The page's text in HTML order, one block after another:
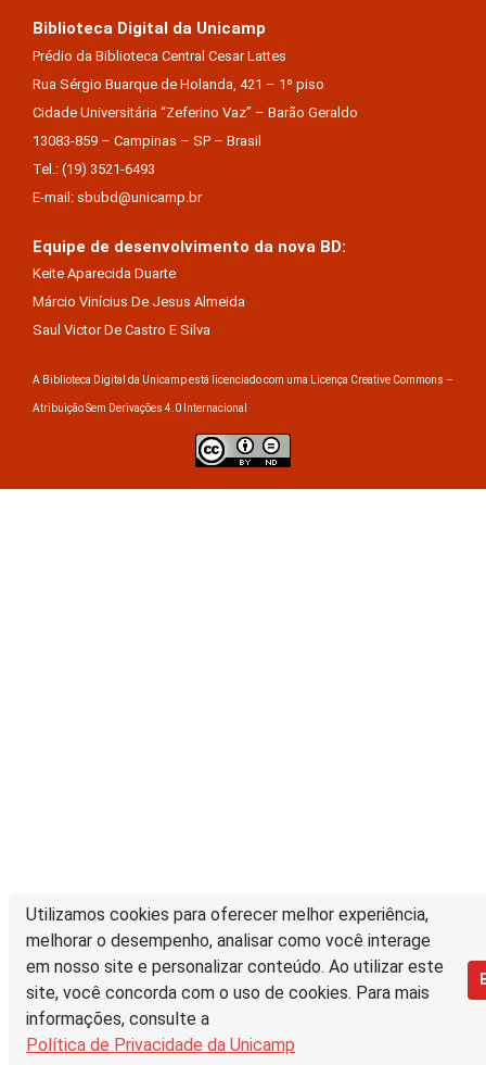
Utilizamos cookies para oferecer melhor experiência,
melhorar o desempenho, analisar como você interage
em nosso site e personalizar conteúdo. Ao utilizar este
site, você concorda com o uso de cookies. Para mais
informações, consulte a
Política de Privacidade da Unicamp
Biblioteca Digital da Unicamp
Prédio da Biblioteca Central Cesar Lattes
Rua Sérgio Buarque de Holanda, 421 – 1º piso
Cidade Universitária “Zeferino Vaz” – Barão Geraldo
13083-859 – Campinas – SP – Brasil
Tel.: (19) 3521-6493
E-mail: sbubd@unicamp.br
Equipe de desenvolvimento da nova BD:
Keite Aparecida Duarte
Márcio Vinícius De Jesus Almeida
Saul Victor De Castro E Silva
A Biblioteca Digital da Unicamp está licenciado com uma Licença Creative Commons –
Atribuição Sem Derivações 4.0 Internacional